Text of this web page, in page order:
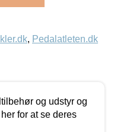
, Pedalatleten.dk
og udstyr og
for at se deres